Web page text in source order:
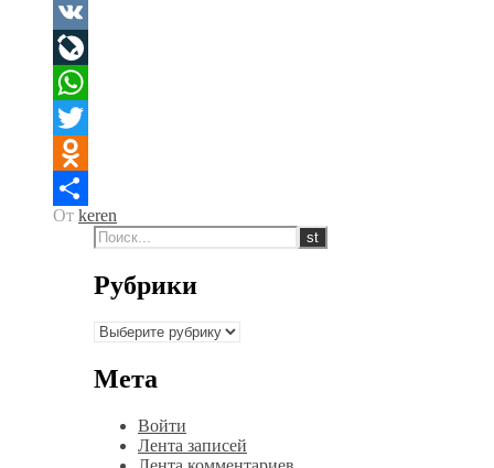
Facebook
VK
LiveJournal
WhatsApp
Twitter
Odnoklassniki
Отправить
От keren
Рубрики
Рубрики
Мета
Войти
Лента записей